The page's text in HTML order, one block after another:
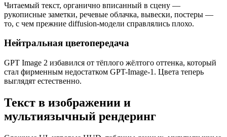
Читаемый текст, органично вписанный в сцену —
рукописные заметки, речевые облачка, вывески, постеры —
то, с чем прежние diffusion-модели справлялись плохо.
Нейтральная цветопередача
GPT Image 2 избавился от тёплого жёлтого оттенка, который
стал фирменным недостатком GPT-Image-1. Цвета теперь
выглядят естественно.
Текст в изображении и
мультиязычный рендеринг